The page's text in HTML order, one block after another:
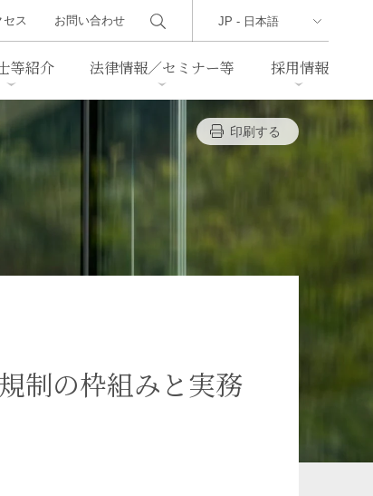
ャー
TMT／テクノロジー・メディ
ア・通信
等紹介 法律情報／セミナー等
ー 判例紹介
採用情報
セス お問い合わせ
印刷する
制の枠組みと実務